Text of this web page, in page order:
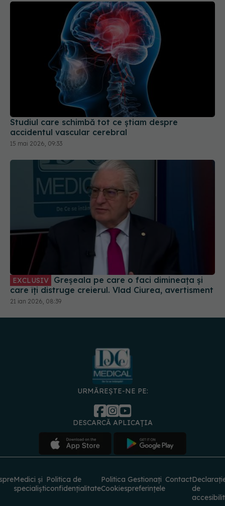
Studiul care schimbă tot ce știam despre
accidentul vascular cerebral
EXCLUSIV
care îți distruge creierul. Vlad Ciurea, avertisment
21 ian 2026, 08:39
URMĂREȘTE-NE PE:
DESCARCĂ APLICAȚIA
specialiști
Politica de
confidențialitateCookies
Gestionați
preferințele
Contact
de
© 2026 PRESS MEDIA ELECTRONIC S.R.L. Toate drepturile rezervate